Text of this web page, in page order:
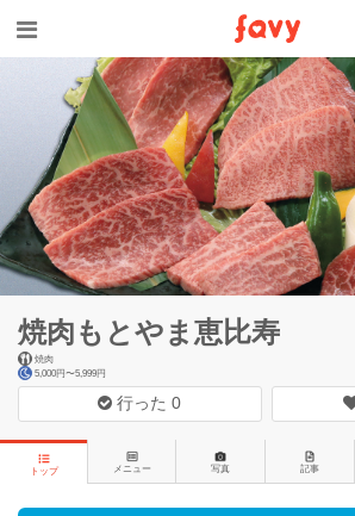
焼肉もとやま恵比寿
焼肉
5,000円〜5,999円
行った0
トップ メニュー 写真 記事